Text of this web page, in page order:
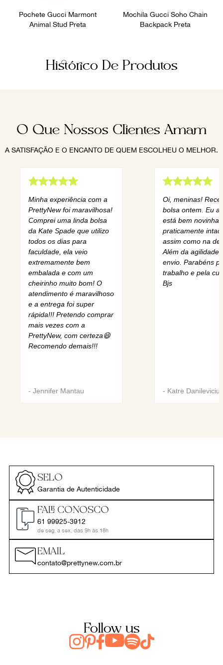
Pochete Gucci Marmont
Animal Stud Preta
Mochila Gucci Soho Chain
Backpack Preta
Histórico De Produtos
O Que Nossos Clientes Amam
A SATISFAÇÃO E O ENCANTO DE QUEM ESCOLHEU O MELHOR.
Minha experiência com a
PrettyNew foi maravilhosa!
Comprei uma linda bolsa
da Kate Spade que utilizo
todos os dias para
faculdade, ela veio
extremamente bem
embalada e com um
cheirinho muito bom! O
atendimento é maravilhoso
e a entrega foi super
rápida!!! Pretendo comprar
mais vezes com a
PrettyNew, com certeza😄
Recomendo demais!!!
- Jennifer Mantau
Oi, meninas!
bolsa ontem. Eu
está bem novinha,
praticamente
assim como na
Além da agilidade
envio. Parabéns
trabalho e pela
Bjs
- Katre Danilevicius
SELO
Garantia de Autenticidade
FALE CONOSCO
61 99925-3912
de seg. a sex. das 9h às 18h
EMAIL
contato@prettynew.com.br
Follow us